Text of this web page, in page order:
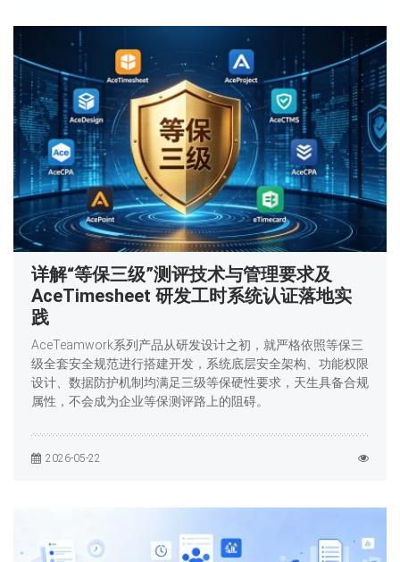
详解“等保三级”测评技术与管理要求及
AceTimesheet 研发工时系统认证落地实
践
AceTeamwork系列产品从研发设计之初，就严格依照等保三
级全套安全规范进行搭建开发，系统底层安全架构、功能权限
设计、数据防护机制均满足三级等保硬性要求，天生具备合规
属性，不会成为企业等保测评路上的阻碍。
2026-05-22